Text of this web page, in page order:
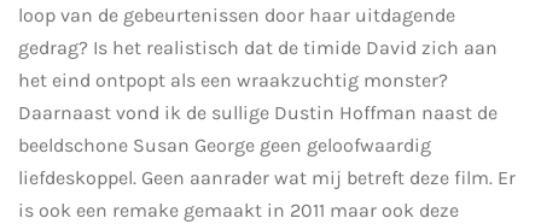
loop van de gebeurtenissen door haar uitdagende
gedrag? Is het realistisch dat de timide David zich aan
het eind ontpopt als een wraakzuchtig monster?
Daarnaast vond ik de sullige Dustin Hoffman naast de
beeldschone Susan George geen geloofwaardig
liefdeskoppel. Geen aanrader wat mij betreft deze film. Er
is ook een remake gemaakt in 2011 maar ook deze